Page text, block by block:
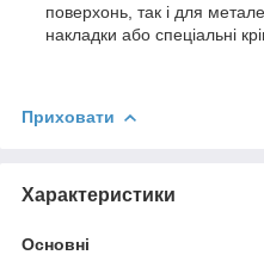
поверхонь, так і для
накладки або спеціальні
Приховати
Характеристики
Основні